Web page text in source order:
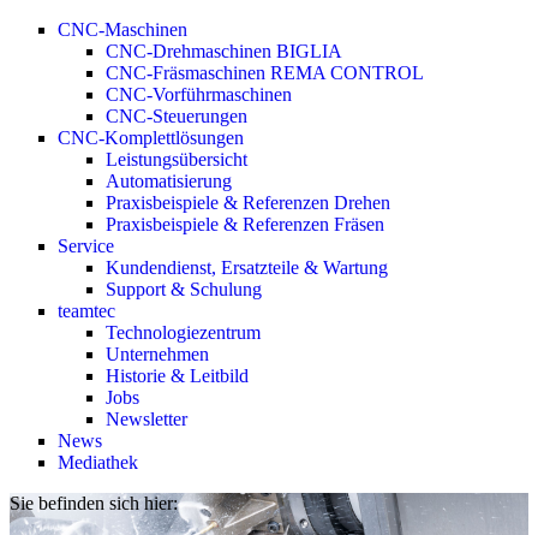
CNC-Maschinen
CNC-Drehmaschinen BIGLIA
CNC-Fräsmaschinen REMA CONTROL
CNC-Vorführmaschinen
CNC-Steuerungen
CNC-Komplettlösungen
Leistungsübersicht
Automatisierung
Praxisbeispiele & Referenzen Drehen
Praxisbeispiele & Referenzen Fräsen
Service
Kundendienst, Ersatzteile & Wartung
Support & Schulung
teamtec
Technologiezentrum
Unternehmen
Historie & Leitbild
Jobs
Newsletter
News
Mediathek
Sie befinden sich hier: